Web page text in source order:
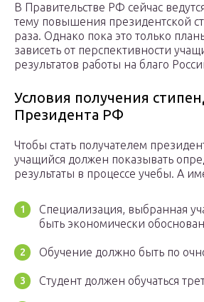
В Правительстве РФ сейчас
тему повышения президентской
раза. Однако пока это только
зависеть от перспективности
результатов работы на благо
Условия получения
Президента РФ
Чтобы стать получателем
учащийся должен показывать
результаты в процессе учебы. А
Специализация, выбранная
быть экономически
Обучение должно быть по
Студент должен обучаться